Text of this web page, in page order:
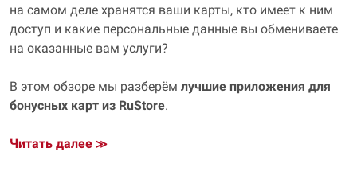
на самом деле хранятся ваши карты, кто имеет к ним
доступ и какие персональные данные вы обмениваете
на оказанные вам услуги?
В этом обзоре мы разберём лучшие приложения для
бонусных карт из RuStore.
Читать далее ≫